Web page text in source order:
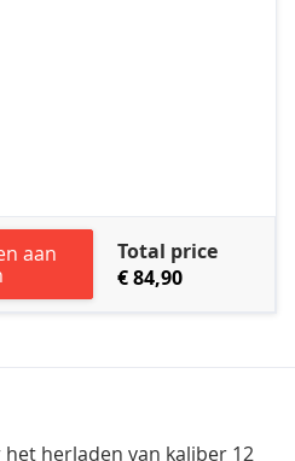
aan
Total price
€ 84,90
herladen van kaliber 12